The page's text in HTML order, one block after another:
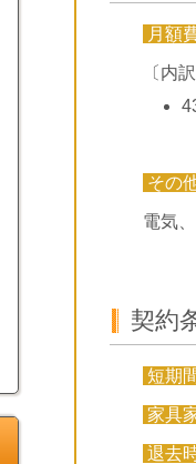
月額
〔内
その
電気
契約
短期
家具
退去